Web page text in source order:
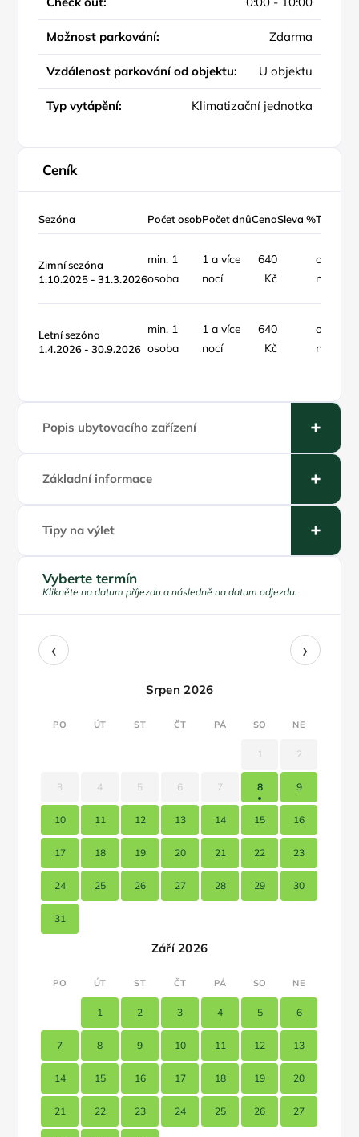
Možnost parkování: Zdarma
Vzdálenost parkování od objektu: U objektu
Typ vytápění: Klimatizační jednotka
Ceník
Sezóna Počet osobPočet dnůCenaSleva %Typ ceny
Zimní sezóna
1.10.2025 - 31.3.2026
min. 1
osoba
1 a více
nocí
640
Kč
osoba /
noc
Letní sezóna
1.4.2026 - 30.9.2026
min. 1
osoba
1 a více
nocí
640
Kč
osoba /
noc
Popis ubytovacího zařízení
Základní informace
Tipy na výlet
Vyberte termín
Klikněte na datum příjezdu a následně na datum odjezdu.
‹ ›
Srpen 2026
PO ÚT ST ČT PÁ SO NE
1 2
3 4 5 6 7 8 9
10 11 12 13 14 15 16
17 18 19 20 21 22 23
24 25 26 27 28 29 30
31
Září 2026
PO ÚT ST ČT PÁ SO NE
1 2 3 4 5 6
7 8 9 10 11 12 13
14 15 16 17 18 19 20
21 22 23 24 25 26 27